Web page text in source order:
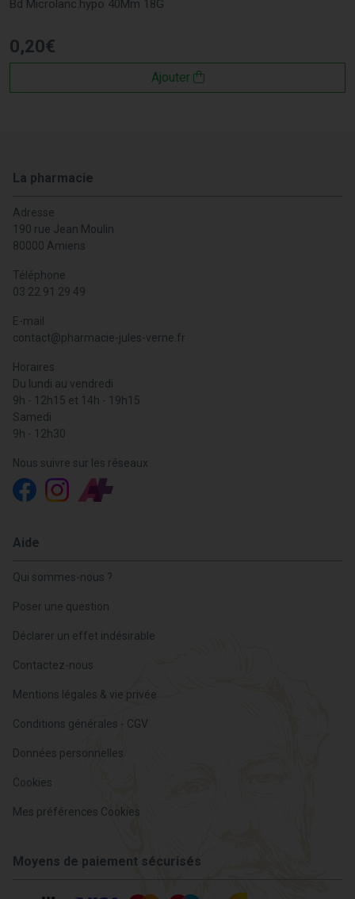
Bd Microlanc.hypo 40Mm 18G
0,20€
Ajouter
La pharmacie
Adresse
190 rue Jean Moulin
80000 Amiens
Téléphone
03 22 91 29 49
E-mail
contact@pharmacie-jules-verne.fr
Horaires
Du lundi au vendredi
9h - 12h15 et 14h - 19h15
Samedi
9h - 12h30
Nous suivre sur les réseaux
Aide
Qui sommes-nous ?
Poser une question
Déclarer un effet indésirable
Contactez-nous
Mentions légales & vie privée
Conditions générales - CGV
Données personnelles
Cookies
Mes préférences Cookies
Moyens de paiement sécurisés